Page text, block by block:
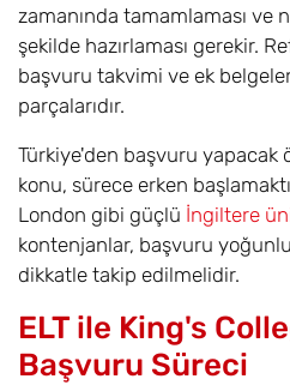
zamanında tamamlaması
şekilde hazırlaması gerekir.
başvuru takvimi ve ek
parçalarıdır.
Türkiye'den başvuru yapacak
konu, sürece erken
London gibi güçlü İngiltere
kontenjanlar, başvuru
dikkatle takip edilmelidir.
ELT ile King's
Başvuru Süreci